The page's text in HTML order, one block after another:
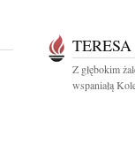
Z głębokim
wspaniałą